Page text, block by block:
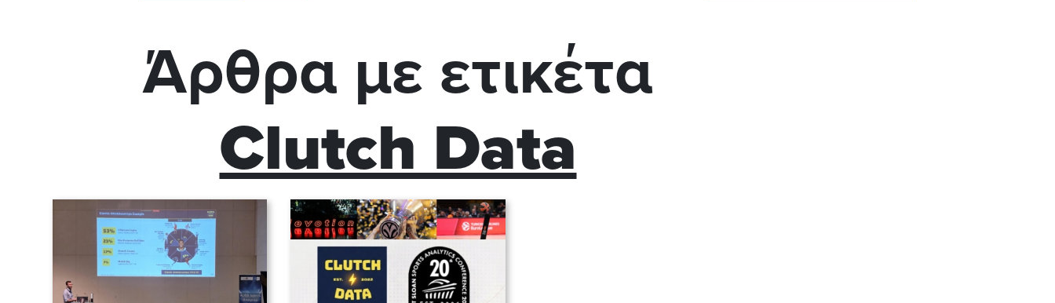
Άρθρα με ετικέτα
Clutch Data